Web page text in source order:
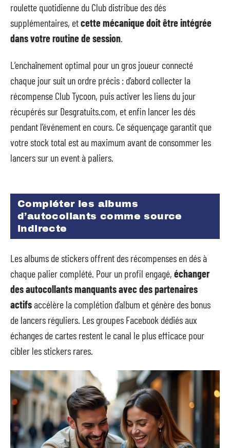
roulette quotidienne du Club distribue des dés
supplémentaires, etcette mécanique doit être intégrée
dans votre routine de session.
L’enchaînement optimal pour un gros joueur connecté
chaque jour suit un ordre précis : d’abord collecter la
récompense Club Tycoon, puis activer les liens du jour
récupérés sur Desgratuits.com, et enfin lancer les dés
pendant l’événement en cours. Ce séquençage garantit que
votre stock total est au maximum avant de consommer les
lancers sur un event à paliers.
Compléter les albums
d’autocollants comme source
indirecte
Les albums de stickers offrent des récompenses en dés à
chaque palier complété. Pour un profil engagé, échanger
des autocollants manquants avec des partenaires
actifsaccélère la complétion d’album et génère des bonus
de lancers réguliers. Les groupes Facebook dédiés aux
échanges de cartes restent le canal le plus efficace pour
cibler les stickers rares.